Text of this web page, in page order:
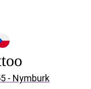
- Nymburk